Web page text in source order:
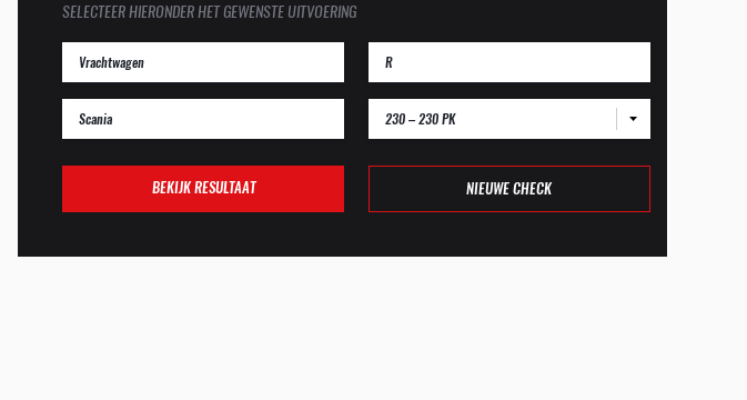
SELECTEER HIERONDER HET GEWENSTE UITVOERING
230 – 230 PK
BEKIJK RESULTAAT NIEUWE CHECK